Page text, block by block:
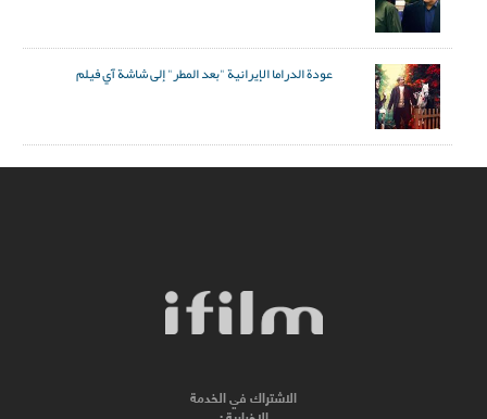
عودة الدراما الإيرانية "بعد المطر" إلى شاشة آي فيلم
الاشتراك في الخدمة